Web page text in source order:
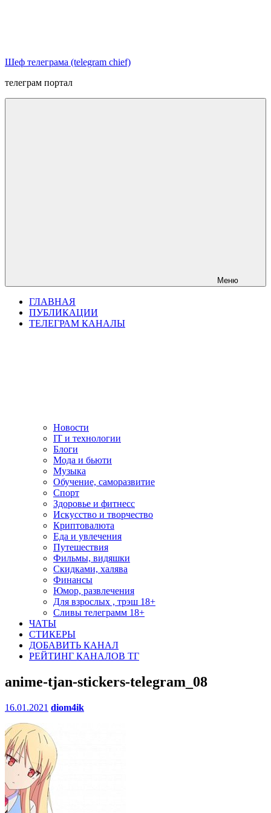
Шеф телеграма (telegram chief)
телеграм портал
Меню
ГЛАВНАЯ
ПУБЛИКАЦИИ
ТЕЛЕГРАМ КАНАЛЫ
Новости
IT и технологии
Блоги
Мода и бьюти
Музыка
Обучение, саморазвитие
Спорт
Здоровье и фитнесс
Искусство и творчество
Криптовалюта
Еда и увлечения
Путешествия
Фильмы, видяшки
Скидками, халява
Финансы
Юмор, развлечения
Для взрослых , трэш 18+
Сливы телеграмм 18+
ЧАТЫ
СТИКЕРЫ
ДОБАВИТЬ КАНАЛ
РЕЙТИНГ КАНАЛОВ ТГ
anime-tjan-stickers-telegram_08
16.01.2021 diom4ik